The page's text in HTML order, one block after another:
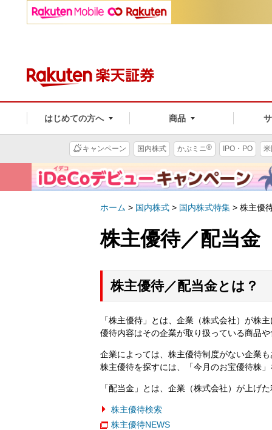
はじめての方へ 商品
キャンペーン 国内株式 かぶミニ® IPO・PO
ホーム > 国内株式 > 国内株式特集 > 株主優
株主優待／配当金
株主優待／配当金とは？
「株主優待」とは、企業（株式会社）が株
優待内容はその企業が取り扱っている商品
企業によっては、株主優待制度がない企業
株主優待を探すには、「今月のお宝優待株
「配当金」とは、企業（株式会社）が上げ
株主優待検索
株主優待NEWS